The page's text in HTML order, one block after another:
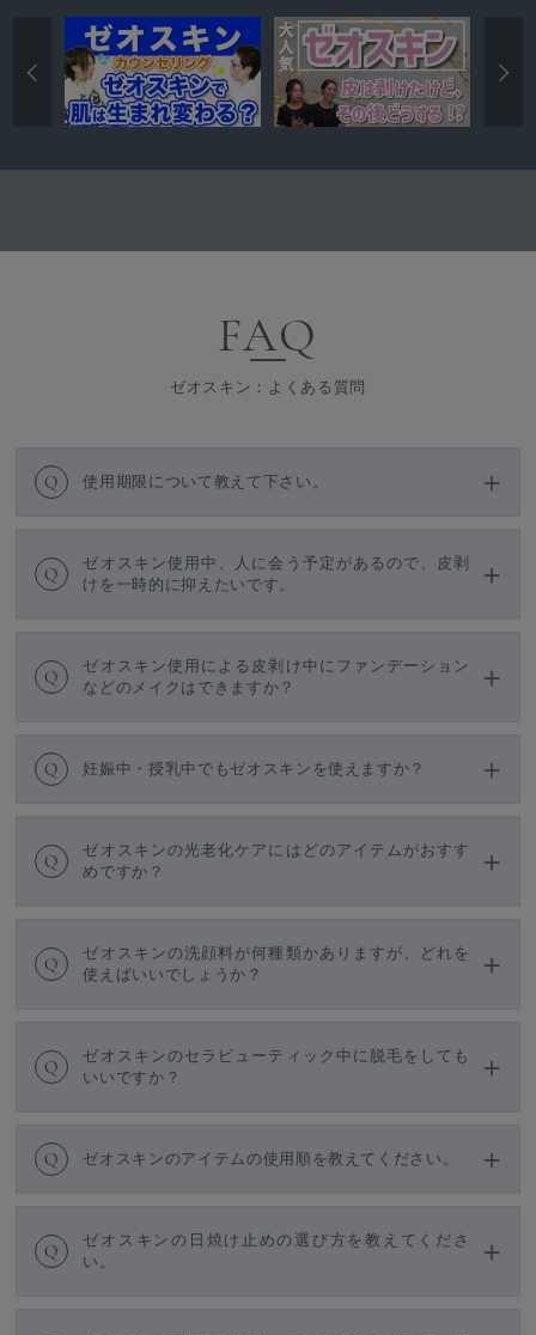
FAQ
ゼオスキン：よくある質問
Q 使用期限について教えて下さい。
Q
ゼオスキン使用中、人に会う予定があるので、皮剥
けを一時的に抑えたいです。
Q
ゼオスキン使用による皮剥け中にファンデーション
などのメイクはできますか？
Q 妊娠中・授乳中でもゼオスキンを使えますか？
Q
ゼオスキンの光老化ケアにはどのアイテムがおすす
めですか？
Q
ゼオスキンの洗顔料が何種類かありますが、どれを
使えばいいでしょうか？
Q
ゼオスキンのセラピューティック中に脱毛をしても
いいですか？
Q ゼオスキンのアイテムの使用順を教えてください。
Q
ゼオスキンの日焼け止めの選び方を教えてくださ
い。